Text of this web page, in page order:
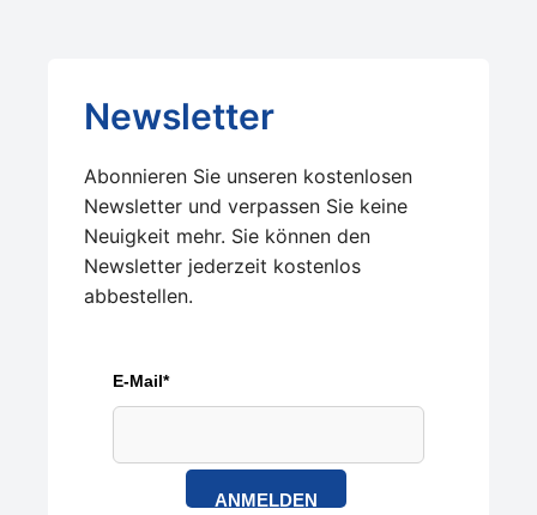
Newsletter
Abonnieren Sie unseren kostenlosen
Newsletter und verpassen Sie keine
Neuigkeit mehr. Sie können den
Newsletter jederzeit kostenlos
abbestellen.
E-Mail*
ANMELDEN